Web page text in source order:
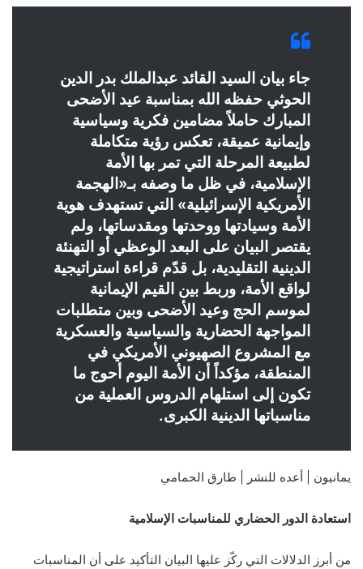
جاء بيان السيد القائد عبدالملك بدر الدين
الحوثي حفظه الله بمناسبة عيد الأضحى
المبارك حاملاً مضامين فكرية وسياسية
وإيمانية عميقة، تعكس رؤية متكاملة
لطبيعة المرحلة التي تمر بها الأمة
الإسلامية، في ظل ما وصفه بـ«الهجمة
الأمريكية الإسرائيلية» التي تستهدف هوية
الأمة وسيادتها ووحدتها ومقدساتها، ولم
يقتصر البيان على البعد الوعظي أو التهنئة
الدينية التقليدية، بل قدّم قراءة استراتيجية
لواقع الأمة، وربط بين القيم الإيمانية
لموسم الحج وعيد الأضحى وبين متطلبات
المواجهة الحضارية والسياسية والعسكرية
مع المشروع الصهيوني الأمريكي في
المنطقة، مؤكداً أن الأمة اليوم أحوج ما
تكون إلى استلهام الدروس العملية من
مناسباتها الدينية الكبرى.
يمانيون | أعده للنشر | طارق الحمامي
استعادة الدور الحضاري للمناسبات الإسلامية
من أبرز الدلالات التي ركّز عليها البيان التأكيد على أن المناسبات